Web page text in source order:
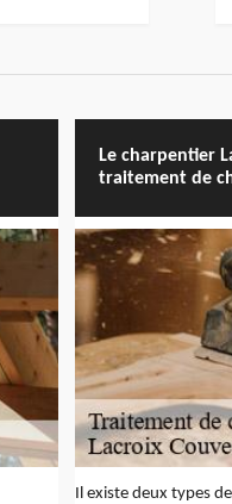
Le charpentier
traitement de
Il existe deux types